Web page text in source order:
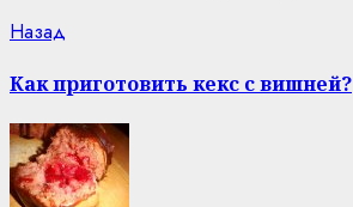
Continue
Reading
Назад
Как приготовить кекс с вишней?